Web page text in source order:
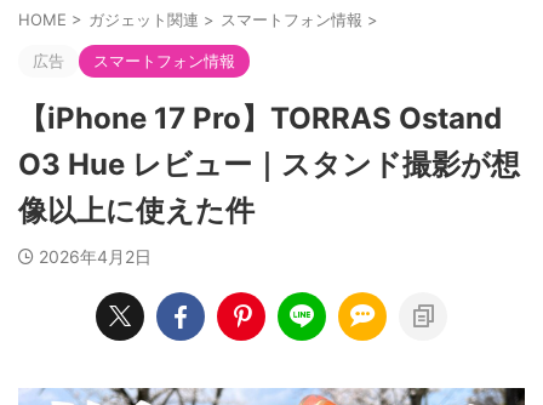
HOME > ガジェット関連 > スマートフォン情報 >
広告 スマートフォン情報
【iPhone 17 Pro】TORRAS Ostand
O3 Hue レビュー｜スタンド撮影が想
像以上に使えた件
2026年4月2日